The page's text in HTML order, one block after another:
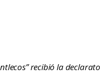
recibió la